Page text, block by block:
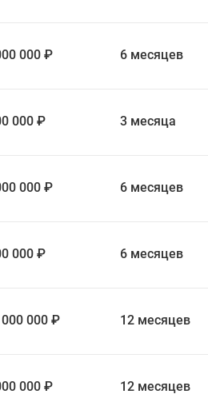
000 ₽ 6 месяцев
000 ₽ 3 месяца
000 ₽ 6 месяцев
000 ₽ 6 месяцев
000 ₽ 12 месяцев
000 ₽ 12 месяцев